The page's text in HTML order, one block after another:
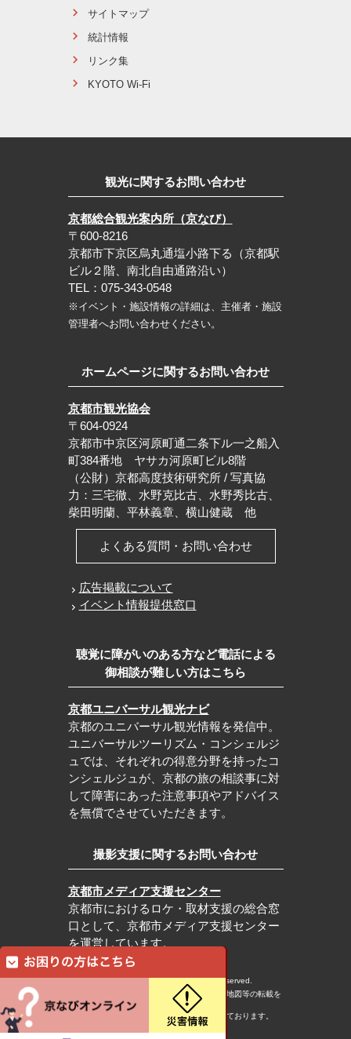
サイトマップ
統計情報
リンク集
KYOTO Wi-Fi
観光に関するお問い合わせ
京都総合観光案内所（京なび）
〒600-8216
京都市下京区烏丸通塩小路下る（京都駅
ビル２階、南北自由通路沿い）
TEL：075-343-0548
※イベント・施設情報の詳細は、主催者・施設
管理者へお問い合わせください。
ホームページに関するお問い合わせ
京都市観光協会
〒604-0924
京都市中京区河原町通二条下ル一之船入
町384番地 ヤサカ河原町ビル8階
（公財）京都高度技術研究所 / 写真協
力：三宅徹、水野克比古、水野秀比古、
柴田明蘭、平林義章、横山健蔵 他
よくある質問・お問い合わせ
広告掲載について
イベント情報提供窓口
聴覚に障がいのある方など電話による
御相談が難しい方はこちら
京都ユニバーサル観光ナビ
京都のユニバーサル観光情報を発信中。
ユニバーサルツーリズム・コンシェルジ
ュでは、それぞれの得意分野を持ったコ
ンシェルジュが、京都の旅の相談事に対
して障害にあった注意事項やアドバイス
を無償でさせていただきます。
撮影支援に関するお問い合わせ
京都市メディア支援センター
京都市におけるロケ・取材支援の総合窓
口として、京都市メディア支援センター
を運営しています。
c Kyoto City Tourism Association All rights reserved.
※本ホームページの内容・写真・イラスト・地図等の転載を
固くお断りします。
※本ホームページの運営は宿泊税を活用しております。